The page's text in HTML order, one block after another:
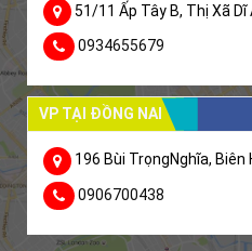
51/11 Ấp Tây B, Thị Xã Dĩ
0934655679
VP TẠI ĐỒNG NAI
196 Bùi TrọngNghĩa, Biên
0906700438